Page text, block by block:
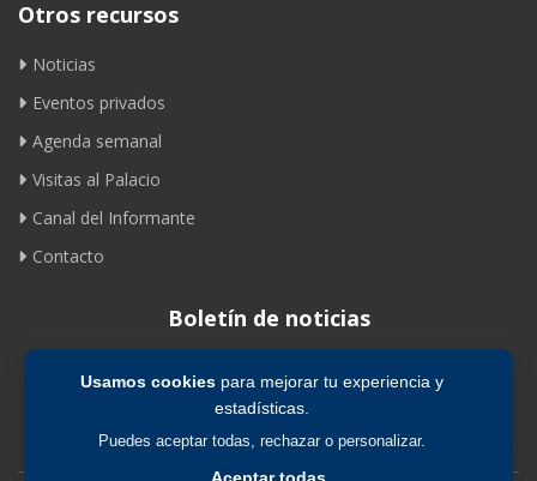
Usamos cookiespara mejorar tu experiencia y
estadísticas.
Puedes aceptar todas, rechazar o personalizar.
Otros recursos
Noticias
Eventos privados
Agenda semanal
Visitas al Palacio
Canal del Informante
Contacto
Boletín de noticias
Suscribirse